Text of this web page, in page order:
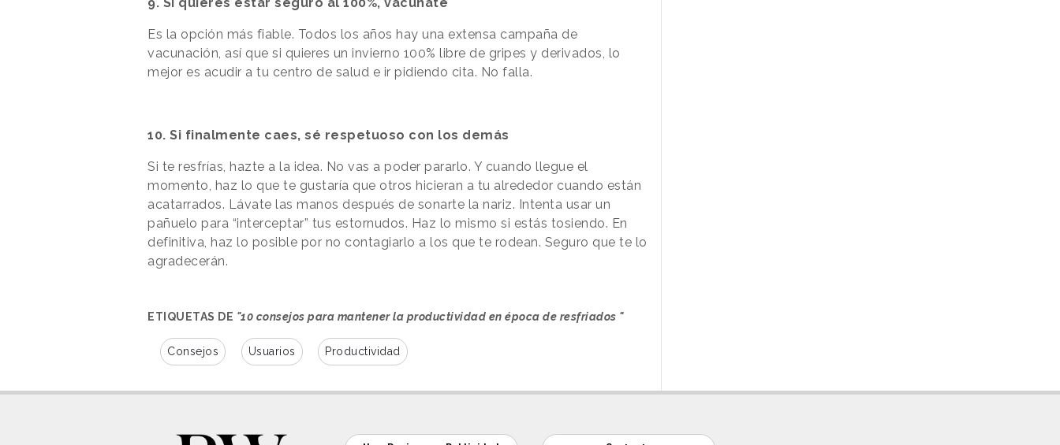
Es la opción más fiable. Todos los años hay una extensa campaña de
vacunación, así que si quieres un invierno 100% libre de gripes y derivados, lo
mejor es acudir a tu centro de salud e ir pidiendo cita. No falla.
10. Si finalmente caes, sé respetuoso con los demás
Si te resfrías, hazte a la idea. No vas a poder pararlo. Y cuando llegue el
momento, haz lo que te gustaría que otros hicieran a tu alrededor cuando están
acatarrados. Lávate las manos después de sonarte la nariz. Intenta usar un
pañuelo para “interceptar” tus estornudos. Haz lo mismo si estás tosiendo. En
definitiva, haz lo posible por no contagiarlo a los que te rodean. Seguro que te lo
agradecerán.
ETIQUETAS DE "10 consejos para mantener la productividad en época de resfriados "
Consejos Usuarios Productividad